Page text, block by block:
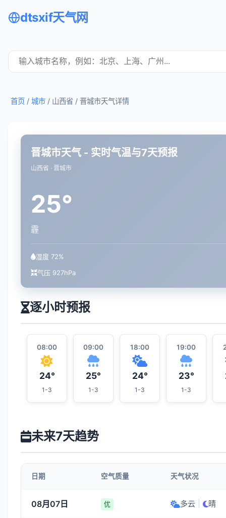
dtsxif天气网
首页 / 城市 / 山西省 / 晋城市天气详情
晋城市天气 - 实时气温与7天预报
山西省 · 晋城市
25°
霾
湿度 72%
气压 927hPa
逐小时预报
08:00
24°
1-3
09:00
25°
1-3
18:00
24°
1-3
19:00
23°
1-3
未来7天趋势
日期 空气质量 天气状况
08月07日 优 多云 晴